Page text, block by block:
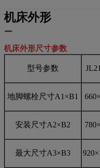
机床外形
机床外形尺寸参数
型号参数
地脚螺栓尺寸A1×B1
安装尺寸A2×B2
最大尺寸A3×B3